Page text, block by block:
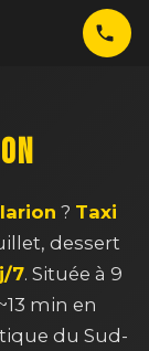
? Taxi
dessert
7. Située à 9
min en
du Sud-